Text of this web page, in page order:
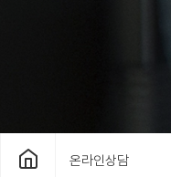
온라인상담